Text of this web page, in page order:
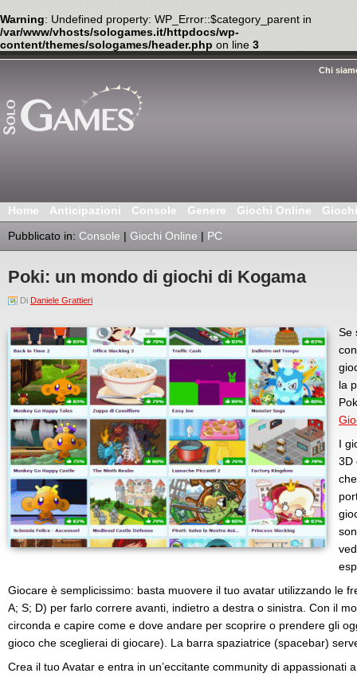
Warning: Undefined property: WP_Error::$category_parent in
/var/www/vhosts/sologames.it/httpdocs/wp-
content/themes/sologames/header.php on line 3
Chi
Home Anticipazioni Console Genere Giochi Online
Pubblicato in: Console | Giochi Online | PC
Poki: un mondo di giochi di Kogama
Di Daniele Grattieri
Se
la
I
3D
Giocare è semplicissimo: basta muovere il tuo avatar utilizzando le
A; S; D) per farlo correre avanti, indietro a destra o sinistra. Con il
circonda e capire come e dove andare per scoprire o prendere gli
gioco che sceglierai di giocare). La barra spaziatrice (spacebar)
Crea il tuo Avatar e entra in un’eccitante community di appassionati